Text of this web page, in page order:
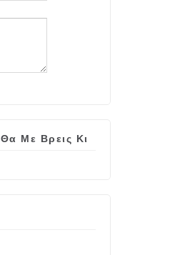
Θα Με Βρεις Κι